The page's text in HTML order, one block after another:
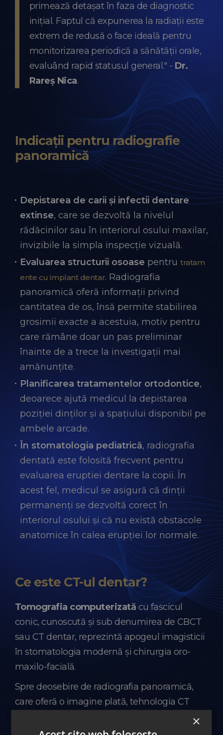
primează detașat în faza de diagnostic
inițial. Faptul că expunerea la radiații este
extrem de redusă o face ideală pentru
monitorizarea periodică a sănătății orale,
evaluând rapid statusul general." - Dr.
Rareș Nica.
Indicații pentru radiografie
panoramică
Depistarea de carii și infectii dentare
extinse, care se dezvoltă la nivelul
rădăcinilor sau în interiorul osului maxilar,
invizibile la simpla inspecție vizuală.
Evaluarea structurii osoase pentru tratam
ente cu implant dentar. Radiografia
panoramică oferă informații privind
cantitatea de os, însă permite stabilirea
grosimii exacte a acestuia, motiv pentru
care rămâne doar un pas preliminar
înainte de a trece la investigații mai
amănunțite.
Planificarea tratamentelor ortodontice,
deoarece ajută medicul la depistarea
poziției dinților și a spațiului disponibil pe
ambele arcade.
În stomatologia pediatrică, radiografia
dentată este folosită frecvent pentru
evaluarea eruptiei dentare la copii. În
acest fel, medicul se asigură că dinții
permanenți se dezvoltă corect în
interiorul osului și că nu există obstacole
anatomice în calea erupției lor normale.
Ce este CT-ul dentar?
Tomografia computerizată cu fascicul
conic, cunoscută și sub denumirea de CBCT
sau CT dentar, reprezintă apogeul imagisticii
în stomatologia modernă și chirurgia oro-
maxilo-facială.
Spre deosebire de radiografia panoramică,
care oferă o imagine plată, tehnologia CT
fidelă, a tuturor structurilor osoase,
×